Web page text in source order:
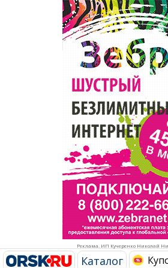
Реклама. ИП Кучеренко Николай
Каталог
Рестораны, кафе, бары
Развлечения и отдых
Спорт Фитнес
Недвижимость
Красота Косметология
Это
Популярное →